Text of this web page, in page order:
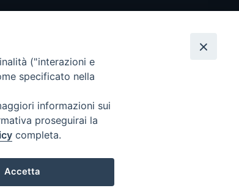
("interazioni e
specificato nella
informazioni sui
proseguirai la
completa.
Accetta